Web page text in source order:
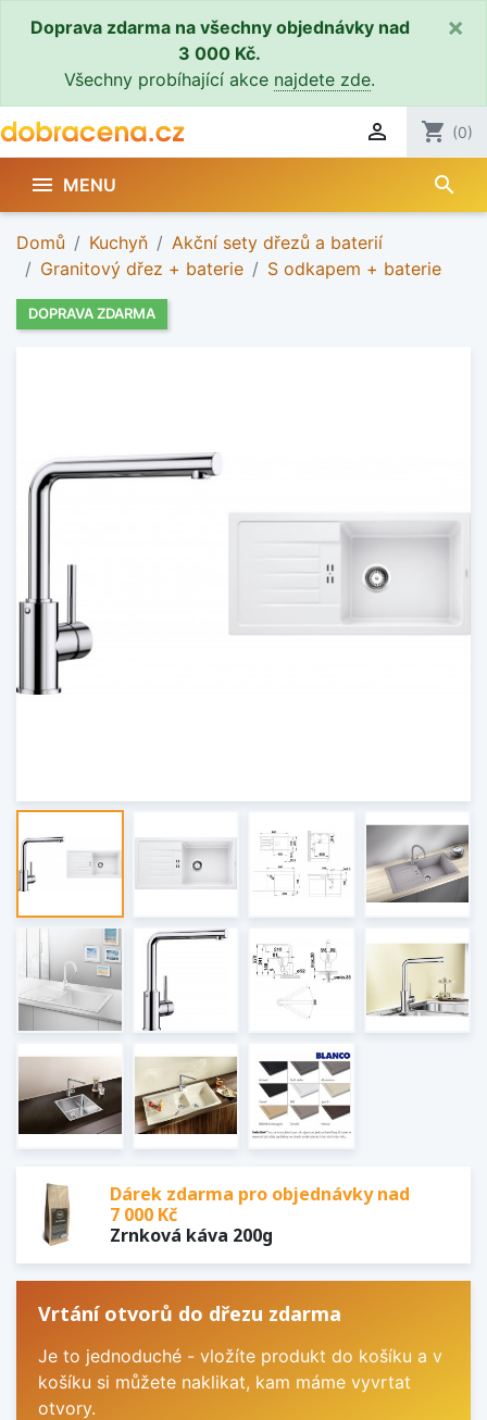
Doprava zdarma na všechny objednávky nad
3 000 Kč.
Všechny probíhající akce najdete zde.
×
 shopping_cart (0)
 MENU search
Domů Kuchyň
Akční sety dřezů a baterií
Granitový dřez + baterie
S odkapem + baterie
DOPRAVA ZDARMA
Dárek zdarma pro objednávky nad
7 000 Kč
Zrnková káva 200g
Vrtání otvorů do dřezu zdarma
Je to jednoduché - vložíte produkt do košíku a v
košíku si můžete naklikat, kam máme vyvrtat
otvory.